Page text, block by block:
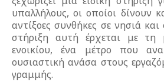
υπαλλήλους, οι οποίοι δίνουν
αντίξοες συνθήκες σε νησιά και
στήριξη αυτή έρχεται με τη
ενοικίου, ένα μέτρο που
ουσιαστική ανάσα στους
γραμμής.